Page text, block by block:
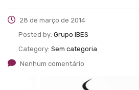
28 de março de 2014
Posted by: Grupo IBES
Category: Sem categoria
Nenhum comentário